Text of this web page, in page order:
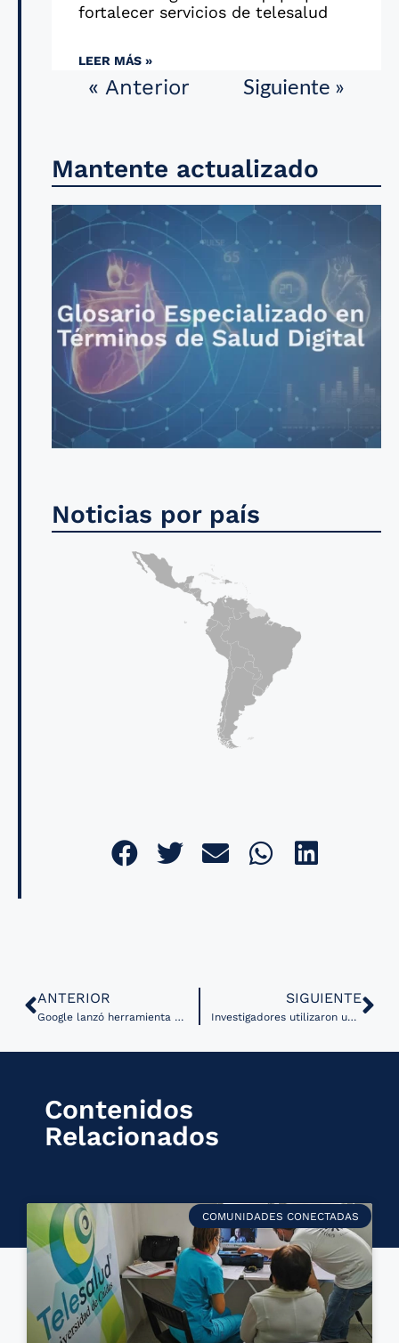
fortalecer servicios de telesalud
LEER MÁS »
« Anterior Siguiente »
Mantente actualizado
Noticias por país
ANTERIOR
Google lanzó herramienta para analizar condiciones dermatológicas comunes desde la cámara de un celular
SIGUIENTE
Investigadores utilizaron una red de datos clínicos para simular ensayos clínicos de Alzheimer
Contenidos
Relacionados
COMUNIDADES CONECTADAS